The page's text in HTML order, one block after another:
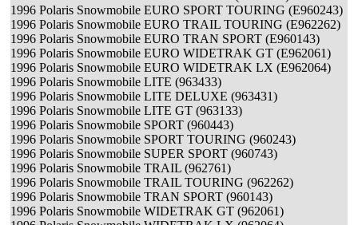
1996 Polaris Snowmobile EURO SPORT TOURING (E960243)
1996 Polaris Snowmobile EURO TRAIL TOURING (E962262)
1996 Polaris Snowmobile EURO TRAN SPORT (E960143)
1996 Polaris Snowmobile EURO WIDETRAK GT (E962061)
1996 Polaris Snowmobile EURO WIDETRAK LX (E962064)
1996 Polaris Snowmobile LITE (963433)
1996 Polaris Snowmobile LITE DELUXE (963431)
1996 Polaris Snowmobile LITE GT (963133)
1996 Polaris Snowmobile SPORT (960443)
1996 Polaris Snowmobile SPORT TOURING (960243)
1996 Polaris Snowmobile SUPER SPORT (960743)
1996 Polaris Snowmobile TRAIL (962761)
1996 Polaris Snowmobile TRAIL TOURING (962262)
1996 Polaris Snowmobile TRAN SPORT (960143)
1996 Polaris Snowmobile WIDETRAK GT (962061)